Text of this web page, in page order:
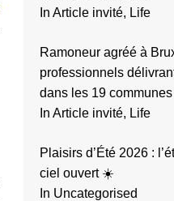
In Article invité, Life
Ramoneur agréé à
professionnels
dans les 19 communes
In Article invité, Life
Plaisirs d’Été 2026 :
ciel ouvert ☀️
In Uncategorised